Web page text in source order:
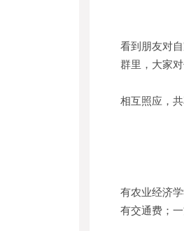
看到朋友对
群里，大家
相互照应，
有农业经济
有交通费；